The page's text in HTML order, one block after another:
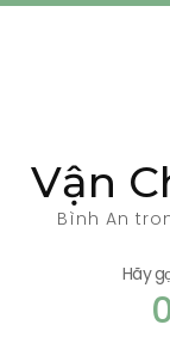
Bỏ
dungVận
Bình An
Hãy